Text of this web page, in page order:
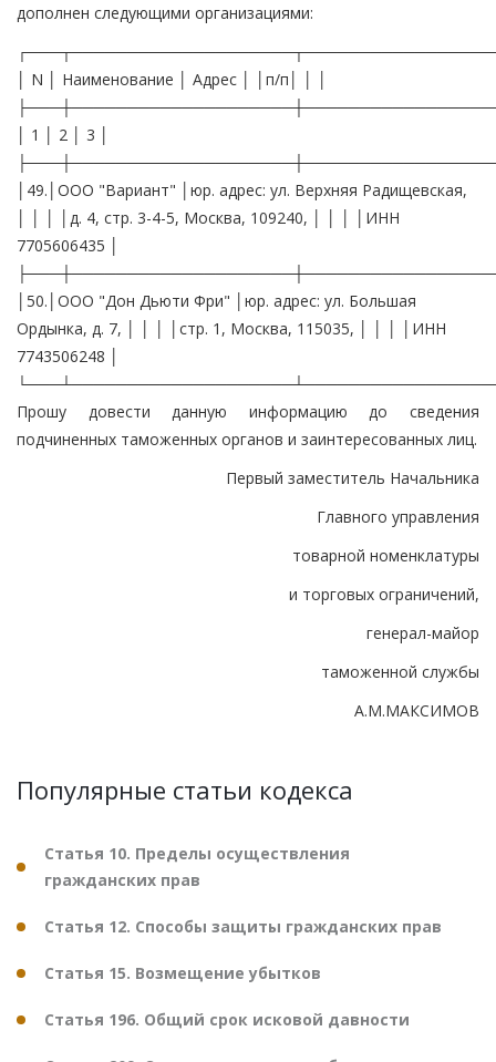
дополнен следующими организациями:
│ N │ Наименование │ Адрес │ │п/п│ │ │
│ 1 │ 2 │ 3 │
│49.│ООО "Вариант" │юр. адрес: ул. Верхняя Радищевская,
│ │ │ │д. 4, стр. 3-4-5, Москва, 109240, │ │ │ │ИНН
7705606435 │
│50.│ООО "Дон Дьюти Фри" │юр. адрес: ул. Большая
Ордынка, д. 7, │ │ │ │стр. 1, Москва, 115035, │ │ │ │ИНН
7743506248 │
Прошу довести данную информацию до сведения
подчиненных таможенных органов и заинтересованных лиц.
Первый заместитель Начальника
Главного управления
товарной номенклатуры
и торговых ограничений,
генерал-майор
таможенной службы
А.М.МАКСИМОВ
Популярные статьи кодекса
Статья 10. Пределы осуществления
гражданских прав
Статья 12. Способы защиты гражданских прав
Статья 15. Возмещение убытков
Статья 196. Общий срок исковой давности